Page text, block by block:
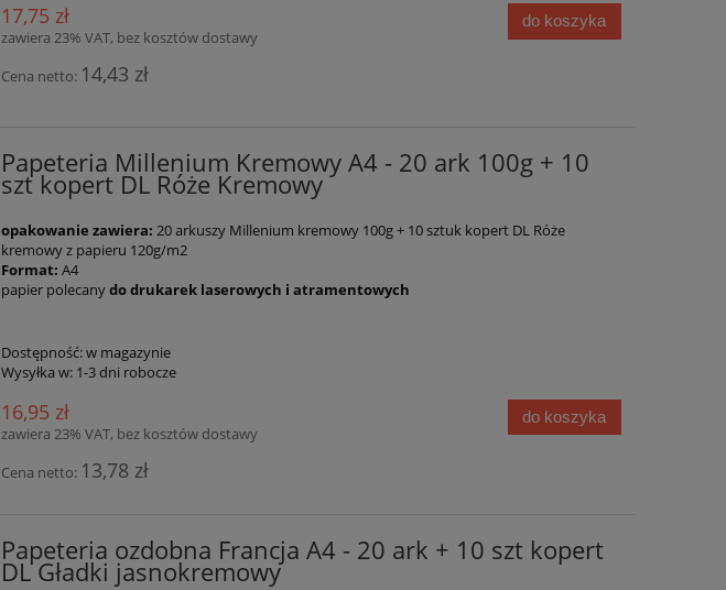
17,75 zł
zawiera 23% VAT, bez kosztów dostawy
Cena netto: 14,43 zł
do koszyka
Papeteria Millenium Kremowy A4 - 20 ark 100g + 10
szt kopert DL Róże Kremowy
opakowanie zawiera: 20 arkuszy Millenium kremowy 100g + 10 sztuk kopert DL Róże
kremowy z papieru 120g/m2
Format: A4
papier polecanydo drukarek laserowych i atramentowych
Dostępność:w magazynie
Wysyłka w: 1-3 dni robocze
16,95 zł
zawiera 23% VAT, bez kosztów dostawy
Cena netto: 13,78 zł
do koszyka
Papeteria ozdobna Francja A4 - 20 ark + 10 szt kopert
DL Gładki jasnokremowy